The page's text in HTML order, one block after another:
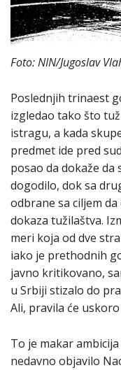
Foto: NIN/Jugoslav
Poslednjih trinaest
izgledao tako što
istragu, a kada
predmet ide pred
posao da dokaže
dogodilo, dok sa
odbrane sa ciljem
dokaza tužilaštva.
meri koja od dve
iako je prethodnih
javno kritikovano,
u Srbiji stizalo do
Ali, pravila će
To je makar
nedavno objavilo